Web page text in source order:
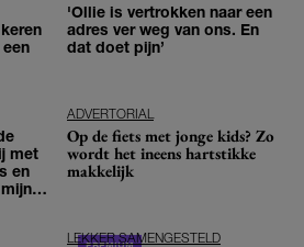
'Ollie is vertrokken naar een
adres ver weg van ons. En
dat doet pijn’
met
en
ADVERTORIAL
Op de fiets met jonge kids? Zo
wordt het ineens hartstikke
makkelijk
LEKKER SAMENGESTELD